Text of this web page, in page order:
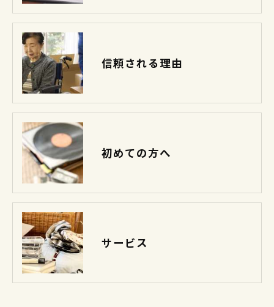
信頼される理由
初めての方へ
サービス